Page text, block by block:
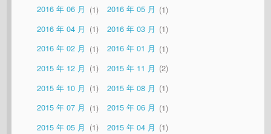
2016 年 06 月
1 2016 年 05 月
1
2016 年 04 月
1 2016 年 03 月
1
2016 年 02 月
1 2016 年 01 月
1
2015 年 12 月
1 2015 年 11 月
2
2015 年 10 月
1 2015 年 08 月
1
2015 年 07 月
1 2015 年 06 月
1
2015 年 05 月
1 2015 年 04 月
1